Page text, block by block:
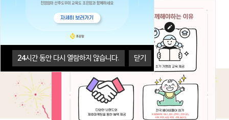
24시간 동안 다시 열람하지 않습니다. 닫기